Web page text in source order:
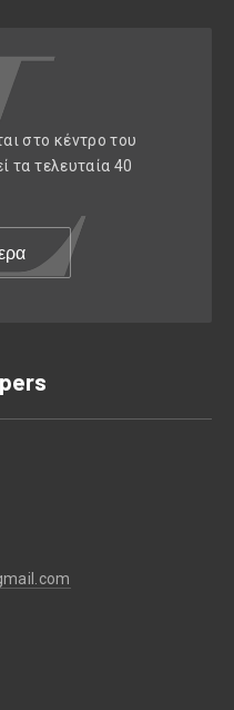
στο κέντρο του
τα τελευταία 40